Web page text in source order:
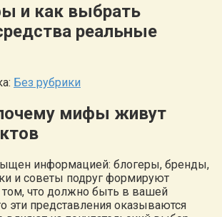
и как выбрать
реальные
Без рубрики
мифы живут
информацией: блогеры, бренды,
и советы подруг формируют
том, что должно быть в вашей
эти представления оказываются